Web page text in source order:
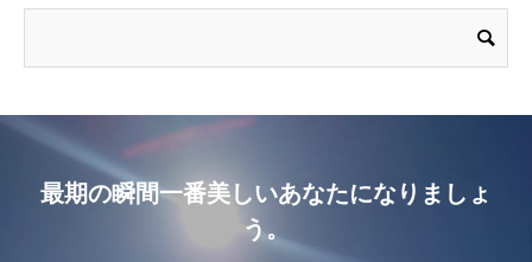
最期の瞬間一番美しいあなたになりましょ
う。